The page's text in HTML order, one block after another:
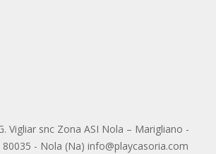
Vigliar snc Zona ASI Nola – Marigliano -
- Nola (Na) info@playcasoria.com